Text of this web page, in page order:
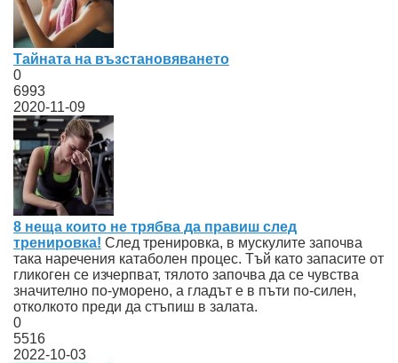
Тайната на възстановяването
0
6993
2020-11-09
8 неща които не трябва да правиш след
тренировка! След тренировка, в мускулите започва
така наречения катаболен процес. Тъй като запасите от
гликоген се изчерпват, тялото започва да се чувства
значително по-уморено, а гладът е в пъти по-силен,
отколкото преди да стъпиш в залата.
0
5516
2022-10-03